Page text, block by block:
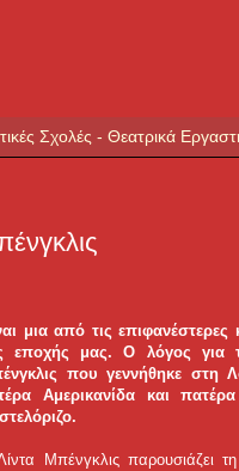
Σχολές - Θεατρικά
μια από τις επιφανέστερες
εποχής μας. Ο λόγος για
που γεννήθηκε στη
Αμερικανίδα και
Μπένγκλις παρουσιάζει